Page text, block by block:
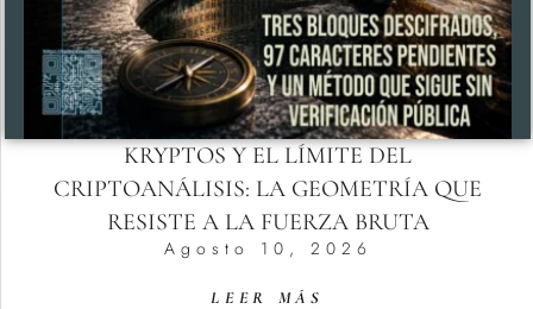
KRYPTOS Y EL LÍMITE DEL
CRIPTOANÁLISIS: LA GEOMETRÍA QUE
RESISTE A LA FUERZA BRUTA
Agosto 10, 2026
LEER MÁS